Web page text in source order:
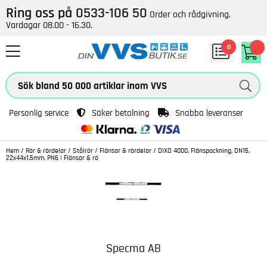
Ring oss på 0533-106 50 Order och rådgivning.
Vardagar 08.00 - 16.30.
0
Personlig service Säker betalning Snabba leveranser
Hem / Rör & rördelar / Stålrör / Flänsar & rördelar / DIXO 4000, Flänspackning, DN15,
22x44x1,5mm, PN6 | Flänsar & rö
Specma AB